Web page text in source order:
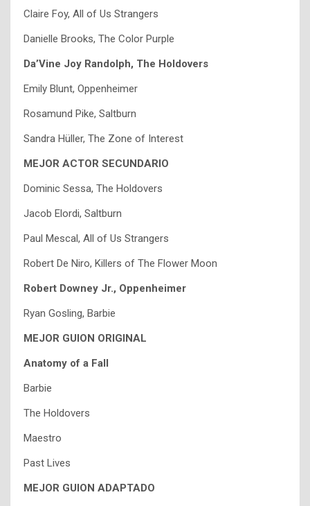
Claire Foy, All of Us Strangers
Danielle Brooks, The Color Purple
Da’Vine Joy Randolph, The Holdovers
Emily Blunt, Oppenheimer
Rosamund Pike, Saltburn
Sandra Hüller, The Zone of Interest
MEJOR ACTOR SECUNDARIO
Dominic Sessa, The Holdovers
Jacob Elordi, Saltburn
Paul Mescal, All of Us Strangers
Robert De Niro, Killers of The Flower Moon
Robert Downey Jr., Oppenheimer
Ryan Gosling, Barbie
MEJOR GUION ORIGINAL
Anatomy of a Fall
Barbie
The Holdovers
Maestro
Past Lives
MEJOR GUION ADAPTADO